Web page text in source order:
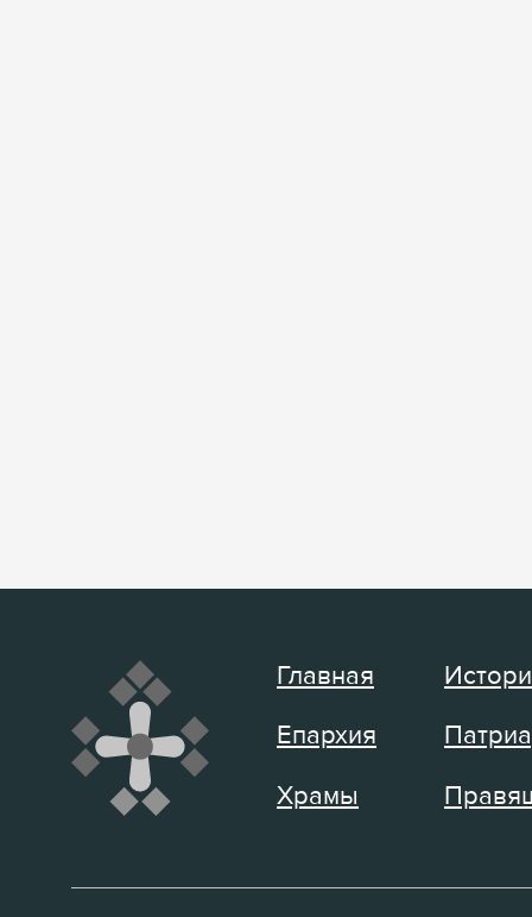
Главная
Епархия
Храмы